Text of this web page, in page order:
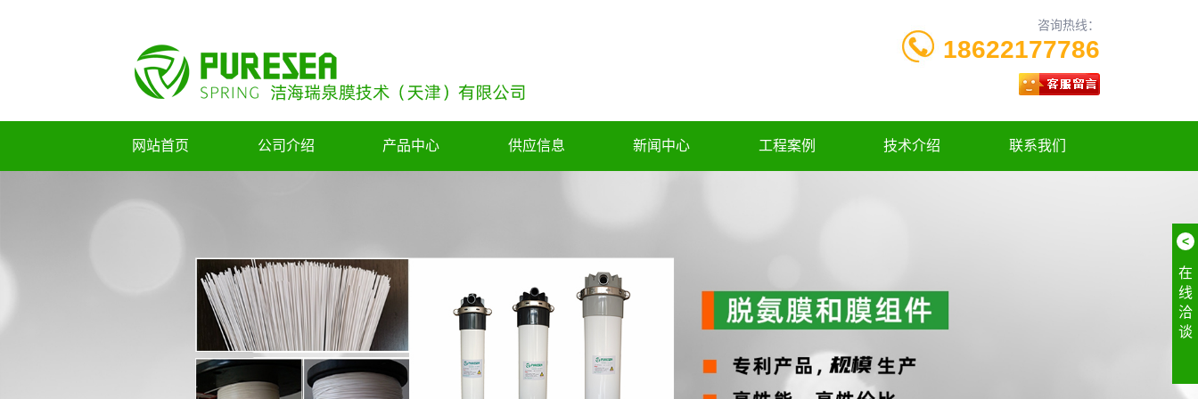
咨询热线：
18622177786
网站首页 公司介绍 产品中心 供应信息 新闻中心 工程案例 技术介绍 联系我们
<
在
线
洽
谈